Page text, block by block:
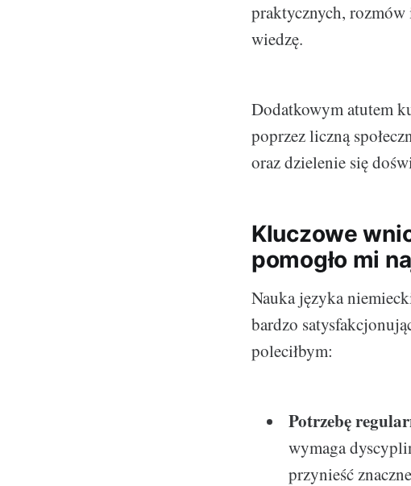
praktycznych,
wiedzę.
Dodatkowym atutem
poprzez liczną
oraz dzielenie się
Kluczowe
pomogło mi
Nauka języka
bardzo
poleciłbym:
Potrzebę
wymaga
przynieść